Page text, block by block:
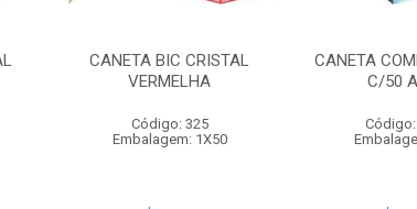
CANETA BIC CRISTAL
VERMELHA
Código: 325
Embalagem: 1X50
CANETA
C/50